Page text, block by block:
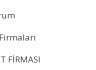
FİRMASI